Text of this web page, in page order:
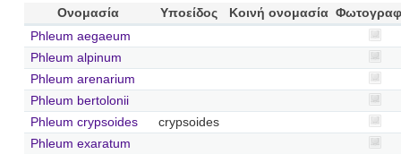
Ονομασία Υποείδος Κοινή ονομασία
Phleum aegaeum
Phleum alpinum
Phleum arenarium
Phleum bertolonii
Phleum crypsoides
crypsoides
Phleum exaratum